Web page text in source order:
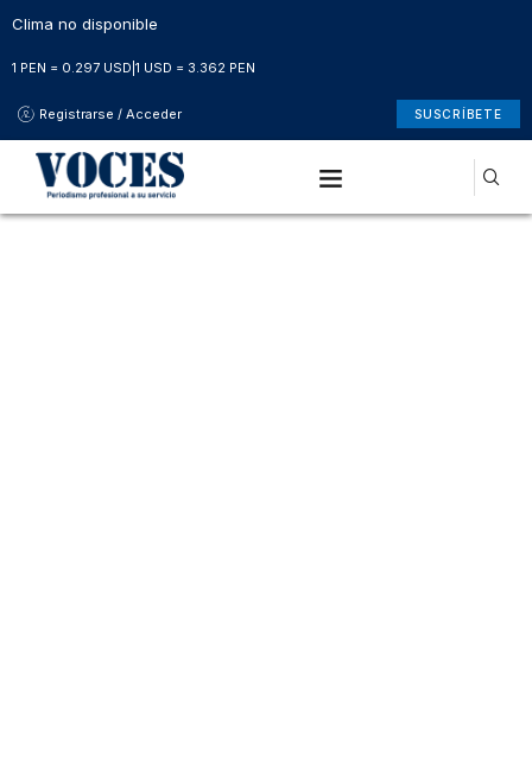
Clima no disponible
1 PEN = 0.297 USD 1 USD = 3.362 PEN
Registrarse / Acceder SUSCRÍBETE